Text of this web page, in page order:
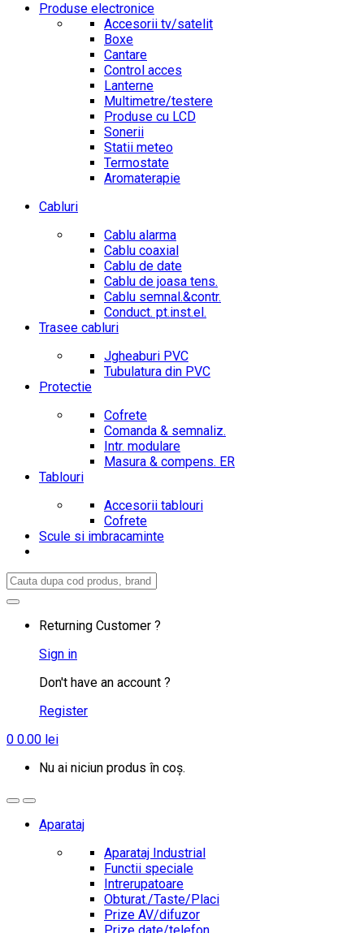
Produse electronice
Accesorii tv/satelit
Boxe
Cantare
Control acces
Lanterne
Multimetre/testere
Produse cu LCD
Sonerii
Statii meteo
Termostate
Aromaterapie
Cabluri
Cablu alarma
Cablu coaxial
Cablu de date
Cablu de joasa tens.
Cablu semnal.&contr.
Conduct. pt.inst.el.
Trasee cabluri
Jgheaburi PVC
Tubulatura din PVC
Protectie
Cofrete
Comanda & semnaliz.
Intr. modulare
Masura & compens. ER
Tablouri
Accesorii tablouri
Cofrete
Scule si imbracaminte
Search
Returning Customer ?
Sign in
Don't have an account ?
Register
0 0.00 lei
Nu ai niciun produs în coș.
Aparataj
Aparataj Industrial
Functii speciale
Intrerupatoare
Obturat./Taste/Placi
Prize AV/difuzor